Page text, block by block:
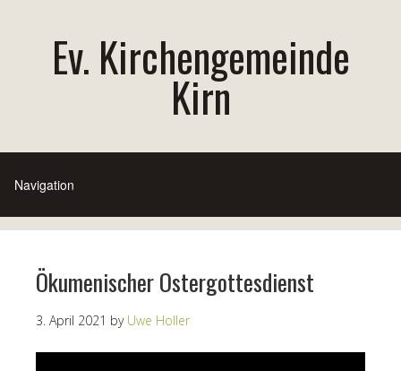
Ev. Kirchengemeinde
Kirn
Ökumenischer Ostergottesdienst
3. April 2021 by Uwe Holler